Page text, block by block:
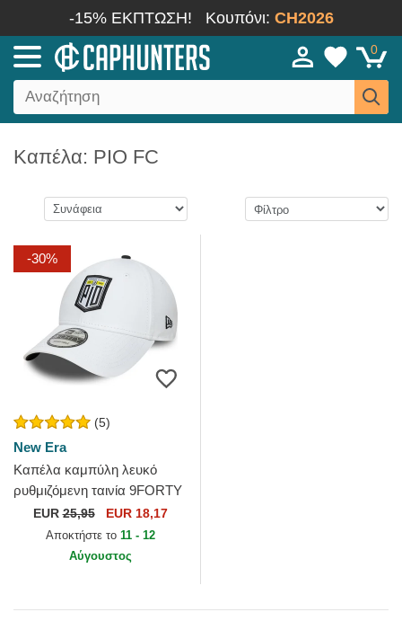
-15% ΕΚΠΤΩΣΗ! Κουπόνι: CH2026
0
Καπέλα: PIO FC
-30%
(5)
New Era
Καπέλα καμπύλη λευκό
ρυθμιζόμενη ταινία 9FORTY
Core από PIO FC Kings
League από New Era
EUR25,95 EUR 18,17
Αποκτήστε το 11 - 12
Αύγουστος